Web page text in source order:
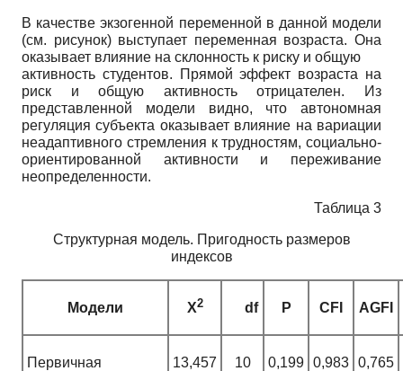
В качестве экзогенной переменной в данной модели
(см. рисунок) выступает переменная возраста. Она
оказывает влияние на склонность к риску и общую
активность студентов. Прямой эффект возраста на
риск и общую активность отрицателен. Из
представленной модели видно, что автономная
регуляция субъекта оказывает влияние на вариации
неадаптивного стремления к трудностям, социально-
ориентированной активности и переживание
неопределенности.
Таблица 3
Структурная модель. Пригодность размеров
индексов
Модели X2 df P CFI AGFI
Первичная 13,457 10 0,199 0,983 0,765